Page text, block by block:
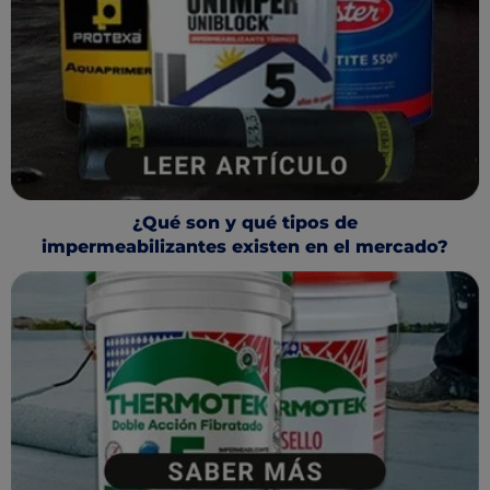
¿Qué son y qué tipos de
impermeabilizantes existen en el mercado?